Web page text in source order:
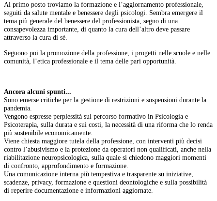
Al primo posto troviamo la formazione e l’aggiornamento professionale,
seguiti da salute mentale e benessere degli psicologi. Sembra emergere il
tema più generale del benessere del professionista, segno di una
consapevolezza importante, di quanto la cura dell’altro deve passare
attraverso la cura di sé.
Seguono poi la promozione della professione, i progetti nelle scuole e nelle
comunità, l’etica professionale e il tema delle pari opportunità.
Ancora alcuni spunti...
Sono emerse critiche per la gestione di restrizioni e sospensioni durante la
pandemia.
Vengono espresse perplessità sul percorso formativo in Psicologia e
Psicoterapia, sulla durata e sui costi, la necessità di una riforma che lo renda
più sostenibile economicamente.
Viene chiesta maggiore tutela della professione, con interventi più decisi
contro l’abusivismo e la protezione da operatori non qualificati, anche nella
riabilitazione neuropsicologica, sulla quale si chiedono maggiori momenti
di confronto, approfondimento e formazione.
Una comunicazione interna più tempestiva e trasparente su iniziative,
scadenze, privacy, formazione e questioni deontologiche e sulla possibilità
di reperire documentazione e informazioni aggiornate.